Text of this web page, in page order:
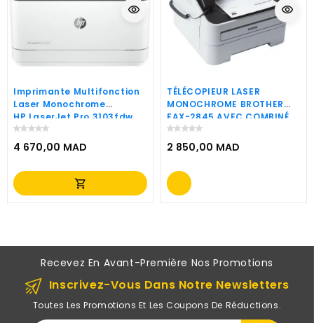
Imprimante Multifonction
Laser Monochrome
HP LaserJet Pro 3103fdw
(3G632A)
4 670,00 MAD
Prix
shopping_cart
visibility
TÉLÉCOPIEUR LASER
MONOCHROME BROTHER
FAX-2845 AVEC COMBINÉ
TÉLÉPHONIQUE (FAX2845)
2 850,00 MAD
Prix
visibility
Recevez En Avant-Première Nos Promotions
Inscrivez-Vous Dans Notre Newsletters
Toutes Les Promotions Et Les Coupons De Réductions.